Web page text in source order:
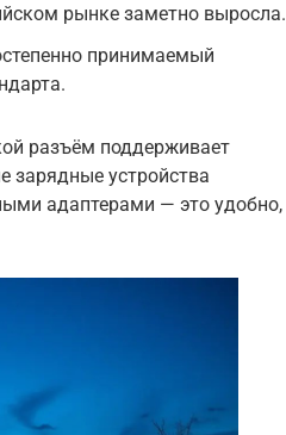
рынке заметно выросла.
принимаемый
разъём поддерживает
зарядные устройства
адаптерами — это удобно,